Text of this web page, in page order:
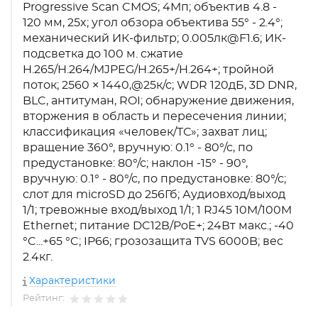
Progressive Scan CMOS; 4Мп; объектив 4.8 -
120 мм, 25x; угол обзора объектива 55° - 2.4°;
механический ИК-фильтр; 0.005лк@F1.6; ИК-
подсветка до 100 м. сжатие
H.265/H.264/MJPEG/H.265+/H.264+; тройной
поток; 2560 × 1440,@25к/с; WDR 120дБ, 3D DNR,
BLC, антитуман, ROI; обнаружение движения,
вторжения в область и пересечения линии;
классификация «человек/ТС»; захват лиц;
вращение 360°, вручную: 0.1° - 80°/с, по
предустановке: 80°/с; наклон -15° - 90°,
вручную: 0.1° - 80°/с, по предустановке: 80°/с;
слот для microSD до 256Гб; Аудиовход/выход
1/1; тревожные вход/выход 1/1; 1 RJ45 10M/100M
Ethernet; питание DC12В/PoE+; 24Вт макс.; -40
°C...+65 °C; IP66; грозозащита TVS 6000B; вес
2.4кг.
Характеристики
Рейтинг: